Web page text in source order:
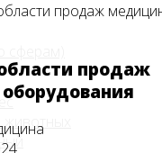
продаж
продаж